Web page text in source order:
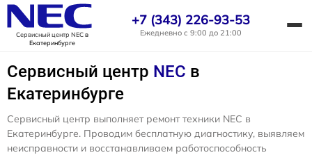
Сервисный центр NECв
Екатеринбурге
+7 (343) 226-93-53
Ежедневно с 9:00 до 21:00
Сервисный центр NEC в
Екатеринбурге
Сервисный центр выполняет ремонт техники NEC в
Екатеринбурге. Проводим бесплатную диагностику, выявляем
неисправности и восстанавливаем работоспособность